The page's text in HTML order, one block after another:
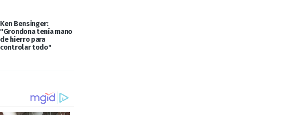
Ken Bensinger:
"Grondona tenía mano
de hierro para
controlar todo"